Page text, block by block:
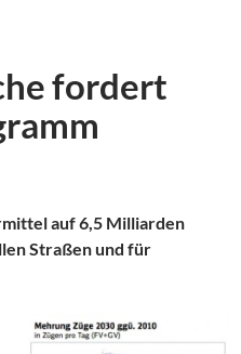
fordert
auf 6,5 Milliarden
Straßen und für